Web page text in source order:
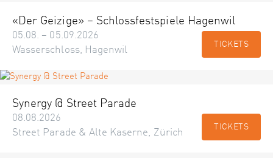
«Der Geizige» – Schlossfestspiele Hagenwil
05.08. – 05.09.2026
Wasserschloss, Hagenwil
TICKETS
Synergy @ Street Parade
08.08.2026
Street Parade & Alte Kaserne, Zürich
TICKETS